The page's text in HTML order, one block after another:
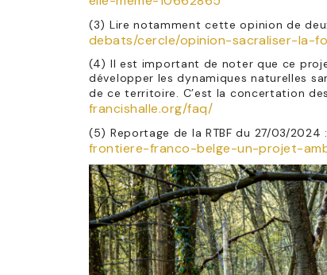
(3) Lire notamment cette opinion de
debats/cercle/opinion-sacraliser-la-
(4) Il est important de noter que ce
développer les dynamiques naturelles
de ce territoire. C’est la concertation
francishalle.org/faq/
(5) Reportage de la RTBF du 27/03/2024 :
frontiere-franco-belge-un-projet-